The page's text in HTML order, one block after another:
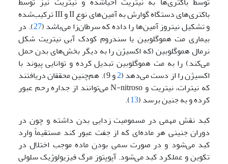
باکتری‌های دستگاه گوارش به آمین‌های نوع II و III ترکیب‌شده
و تشکیل نیتروز آمین‌ها را داده که سرطان‌زا می‌باشد (27). در
بیماری مت هموگلوبین یا سندروم کودک آبی نیتریت شکل
نرمال هموگلوبین (که اکسیژن را به دیگر بخش‌های بدن حمل
می‌کند) را به مت هموگلوبین تبدیل کرده و توانایی پیوند با
اکسیژن را از دست می‌دهد (2
و 9). هم‌چنین محققان دریافتند
که نیترات، نیتریت و N-nitroso می‌توانند از جداره رحم عبور
کرده و به جنین برسد (13
).
کبد نقش مهمی در مسمومیت زدایی بدن داشته و چون در
دوران جنینی هر ماده‌ای که از جفت عبور کند مستقیماً وارد
کبد می‌شود و در صورت سمی بودن ماده موجب اختلال در
تکوین و عملکرد کبد می‌شود. آپوپتوز مرگ فیزیولوژیک سلولی